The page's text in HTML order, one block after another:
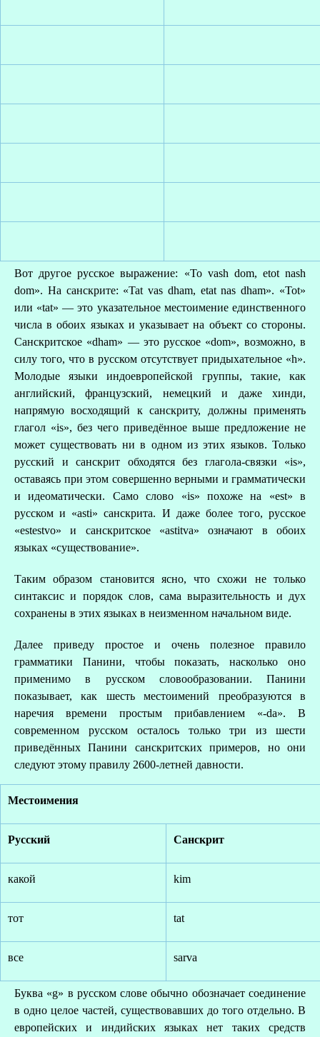
Вот другое русское выражение: «То vash dom, etot nash
dom». На санскрите: «Tat vas dham, etat nas dham». «Tot»
или «tat» — это указательное местоимение единственного
числа в обоих языках и указывает на объект со стороны.
Санскритское «dham» — это русское «dom», возможно, в
силу того, что в русском отсутствует придыхательное «h».
Молодые языки индоевропейской группы, такие, как
английский, французский, немецкий и даже хинди,
напрямую восходящий к санскриту, должны применять
глагол «is», без чего приведённое выше предложение не
может существовать ни в одном из этих языков. Только
русский и санскрит обходятся без глагола-связки «is»,
оставаясь при этом совершенно верными и грамматически
и идеоматически. Само слово «is» похоже на «est» в
русском и «asti» санскрита. И даже более того, русское
«estestvo» и санскритское «astitva» означают в обоих
языках «существование».
Таким образом становится ясно, что схожи не только
синтаксис и порядок слов, сама выразительность и дух
сохранены в этих языках в неизменном начальном виде.
Далее приведу простое и очень полезное правило
грамматики Панини, чтобы показать, насколько оно
применимо в русском словообразовании. Панини
показывает, как шесть местоимений преобразуются в
наречия времени простым прибавлением «-da». В
современном русском осталось только три из шести
приведённых Панини санскритских примеров, но они
следуют этому правилу 2600-летней давности.
Местоимения
Русский Санскрит
какой kim
тот tat
все sarva
Буква «g» в русском слове обычно обозначает соединение
в одно целое частей, существовавших до того отдельно. В
европейских и индийских языках нет таких средств